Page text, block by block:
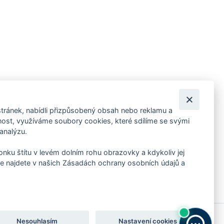
pozvánky na kulturní a sportovní akce?
nabídli přizpůsobený obsah nebo reklamu a
využíváme soubory cookies, které sdílíme se svými
štítu v levém dolním rohu obrazovky a kdykoliv jej
najdete v našich Zásadách ochrany osobních údajů a
Nesouhlasím Nastavení cookies